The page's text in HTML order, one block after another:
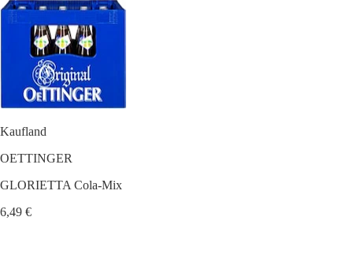
Kaufland
OETTINGER
GLORIETTA Cola-Mix
6,49 €